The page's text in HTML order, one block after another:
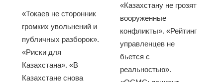
«Токаев не сторонник
громких увольнений и
публичных разборок».
«Риски для
Казахстана». «В
Казахстане снова
«Казахстану не грозят
вооруженные
конфликты». «Рейтинг
управленцев не
бьется с
реальностью».